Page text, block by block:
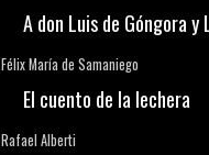
A don Luis de Góngora
Félix María de Samaniego
El cuento de la lechera
Rafael Alberti